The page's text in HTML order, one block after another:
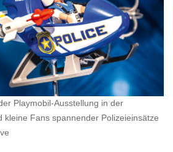
Playmobil-Ausstellung in der
kleine Fans spannender Polizeieinsätze